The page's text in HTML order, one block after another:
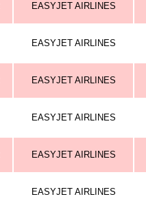
EASYJET AIRLINES
EASYJET AIRLINES
EASYJET AIRLINES
EASYJET AIRLINES
EASYJET AIRLINES
EASYJET AIRLINES